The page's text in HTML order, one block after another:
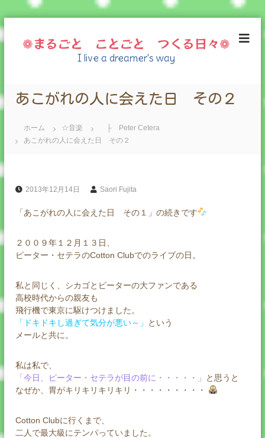
ス
キ
❁まるごと ことごと つくる日々❁
I live a dreamer's way
あこがれの人に会えた日 その２
ホーム ☆音楽
├ Peter Cetera
あこがれの人に会えた日 その２
2013年12月14日 Saori Fujita
「あこがれの人に会えた日 その１」の続きです
２００９年１２月１３日、
ピーター・セテラのCotton Clubでのライブの日。
私と同じく、シカゴとピーターの大ファンである
高校時代からの親友も
飛行機で東京に駆けつけました。
「ドキドキし過ぎて気分が悪い～」
という
メールと共に。
私は私で、
「今日、ピーター・セテラが目の前に・・・・・」
と思うと
なぜか、胃がキリキリキリキリ・・・・・・・・・
Cotton Clubに行くまで、
二人で最大級にテンパっていました。